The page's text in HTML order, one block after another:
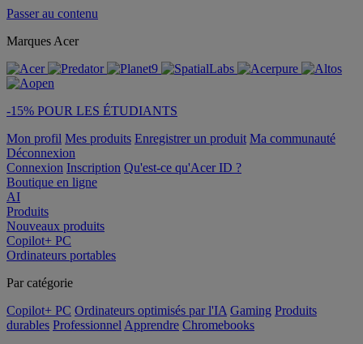
Passer au contenu
Marques Acer
-15% POUR LES ÉTUDIANTS
Mon profil Mes produits Enregistrer un produit Ma communauté
Déconnexion
Connexion Inscription Qu'est-ce qu'Acer ID ?
Boutique en ligne
AI
Produits
Nouveaux produits
Copilot+ PC
Ordinateurs portables
Par catégorie
Copilot+ PC Ordinateurs optimisés par l'IA Gaming Produits
durables Professionnel Apprendre Chromebooks